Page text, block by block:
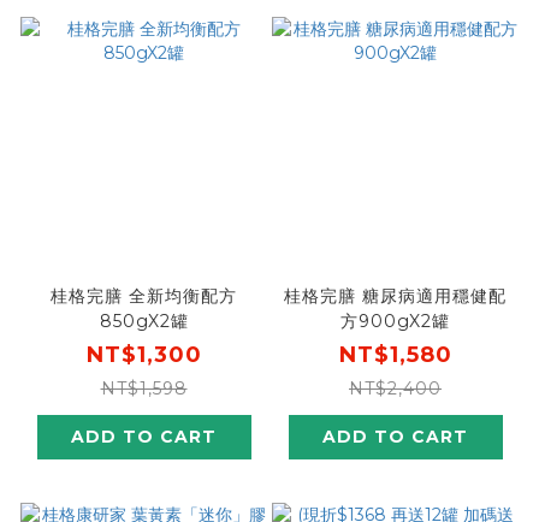
桂格完膳 全新均衡配方
850gX2罐
NT$1,300
NT$1,598
ADD TO CART
桂格完膳 糖尿病適用穩健配
方900gX2罐
NT$1,580
NT$2,400
ADD TO CART